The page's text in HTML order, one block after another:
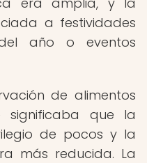
a festividades
del año o eventos
de alimentos
significaba que la
de pocos y la
más reducida. La